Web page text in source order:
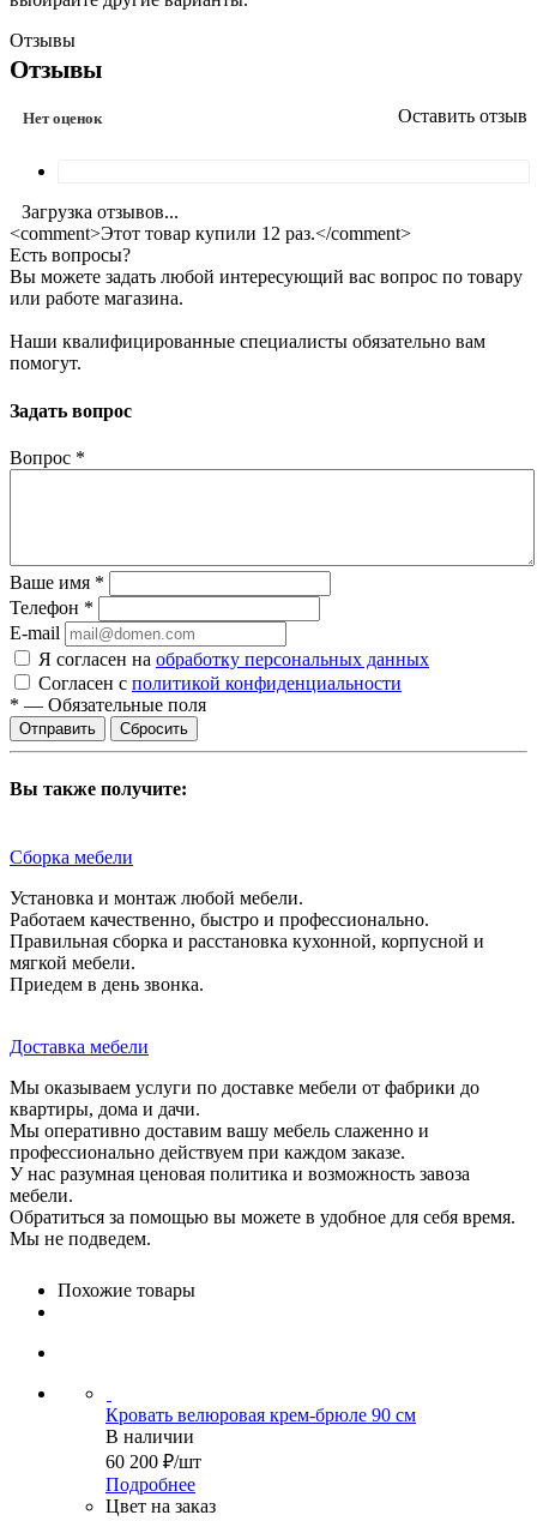
Отзывы
Отзывы
Нет оценок Оставить отзыв
Загрузка отзывов...
<comment>Этот товар купили 12 раз.</comment>
Есть вопросы?
Вы можете задать любой интересующий вас вопрос по товару
или работе магазина.
Наши квалифицированные специалисты обязательно вам
помогут.
Задать вопрос
Вопрос *
Ваше имя *
Телефон *
E-mail
Я согласен на обработку персональных данных
Согласен с политикой конфиденциальности
* — Обязательные поля
Сбросить
Вы также получите:
Сборка мебели
Установка и монтаж любой мебели.
Работаем качественно, быстро и профессионально.
Правильная сборка и расстановка кухонной, корпусной и
мягкой мебели.
Приедем в день звонка.
Доставка мебели
Мы оказываем услуги по доставке мебели от фабрики до
квартиры, дома и дачи.
Мы оперативно доставим вашу мебель слаженно и
профессионально действуем при каждом заказе.
У нас разумная ценовая политика и возможность завоза
мебели.
Обратиться за помощью вы можете в удобное для себя время.
Мы не подведем.
Похожие товары
Кровать велюровая крем-брюле 90 см
В наличии
60 200 ₽/шт
Подробнее
Цвет на заказ